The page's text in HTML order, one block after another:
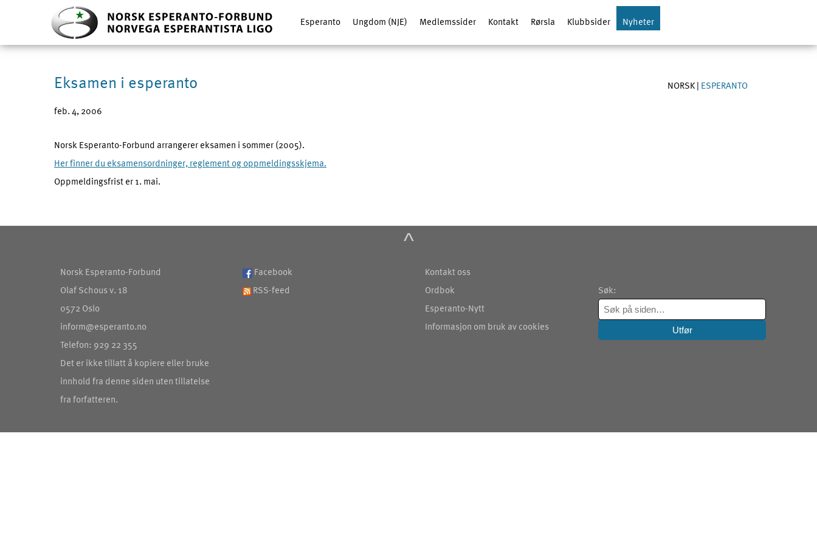
Esperanto Ungdom (NJE) Medlemssider Kontakt Rørsla Klubbsider Nyheter
Eksamen i esperanto
feb. 4, 2006
Norsk Esperanto-Forbund arrangerer eksamen i sommer (2005).
Her finner du eksamensordninger, reglement og oppmeldingsskjema.
Oppmeldingsfrist er 1. mai.
NORSK| ESPERANTO
^
Norsk Esperanto-Forbund
Olaf Schous v. 18
0572 Oslo
inform@esperanto.no
Telefon: 929 22 355
Det er ikke tillatt å kopiere eller bruke
innhold fra denne siden uten tillatelse
fra forfatteren.
Facebook
RSS-feed
Kontakt oss
Ordbok
Esperanto-Nytt
Informasjon om bruk av cookies
Søk: